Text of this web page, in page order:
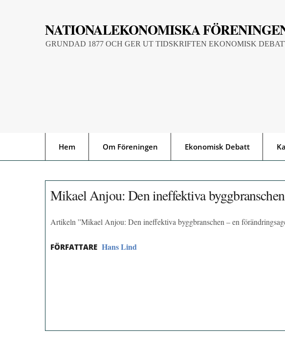
NATIONALEKONOMISKA
GRUNDAD 1877 OCH GER UT TIDSKRIFTEN EKONOMISK
Hem Om Föreningen Ekonomisk Debatt
Mikael Anjou: Den ineffektiva
Artikeln ”Mikael Anjou: Den ineffektiva byggbranschen – en
FÖRFATTARE Hans Lind